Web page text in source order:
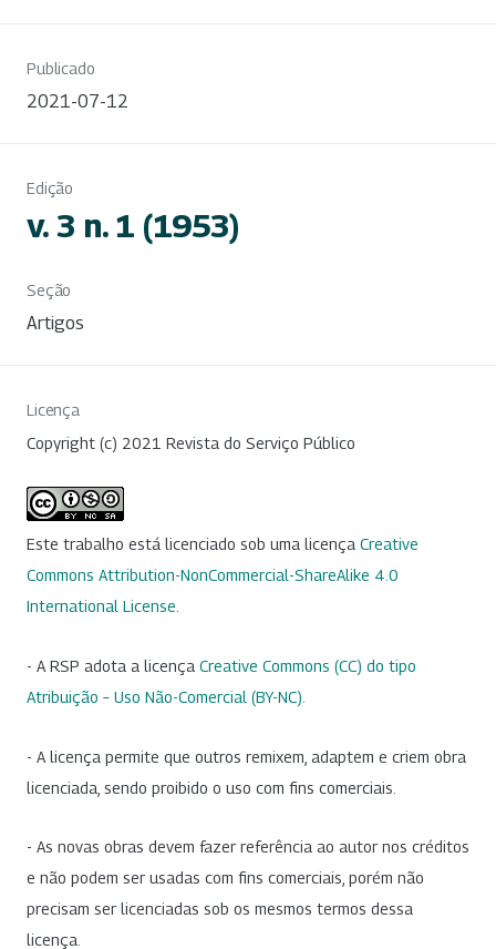
Publicado
2021-07-12
Edição
v. 3 n. 1 (1953)
Seção
Artigos
Licença
Copyright (c) 2021 Revista do Serviço Público
Este trabalho está licenciado sob uma licença Creative
Commons Attribution-NonCommercial-ShareAlike 4.0
International License.
- A RSP adota a licença Creative Commons (CC) do tipo
Atribuição – Uso Não-Comercial (BY-NC)
- A licença permite que outros remixem, adaptem e criem obra
licenciada, sendo proibido o uso com fins comerciais.
- As novas obras devem fazer referência ao autor nos créditos
e não podem ser usadas com fins comerciais, porém não
precisam ser licenciadas sob os mesmos termos dessa
licença.